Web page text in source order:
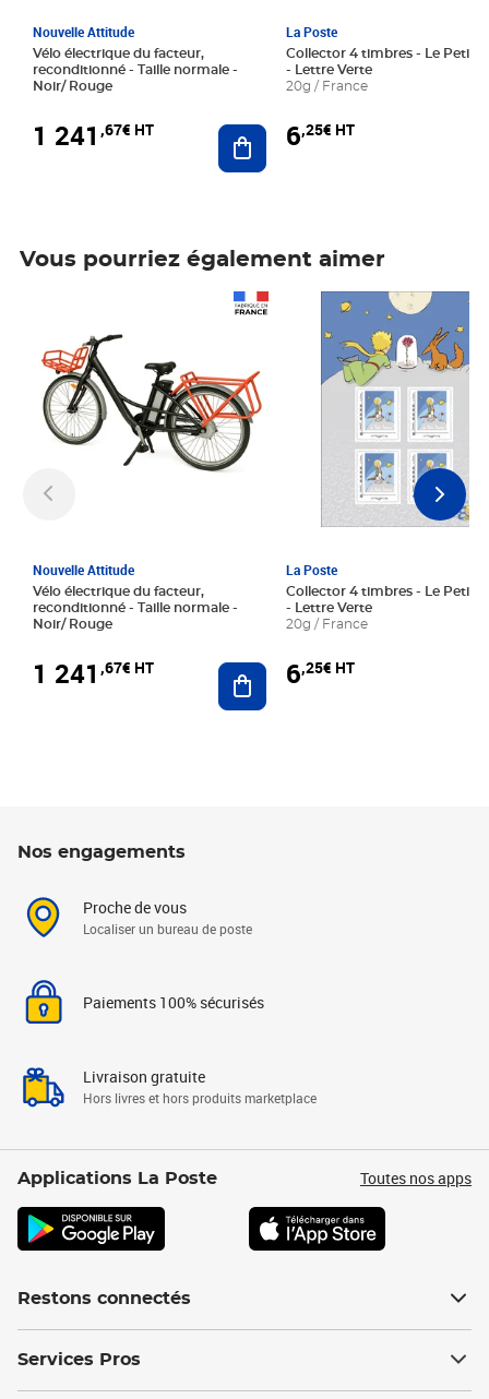
Nouvelle Attitude
Vélo électrique du facteur,
reconditionné - Taille normale -
Noir/ Rouge
1 241 ,67€ HT Ajouter au panier
La Poste
Collector 4 timbres - Le Petit
- Lettre Verte
20g / France
6,25€ HT
Vous pourriez également aimer
Nouvelle Attitude
Vélo électrique du facteur,
reconditionné - Taille normale -
Noir/ Rouge
1 241 ,67€ HT Ajouter au panier
La Poste
Collector 4 timbres - Le Petit
- Lettre Verte
20g / France
6,25€ HT
Prix 6,25€ HT
Nos engagements
Proche de vous
Localiser un bureau de poste
Paiements 100% sécurisés
Livraison gratuite
Hors livres et hors produits marketplace
Applications La Poste Toutes nos apps
Restons connectés
Services Pros